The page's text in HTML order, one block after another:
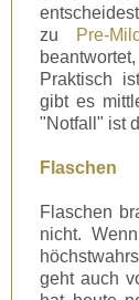
zu
Pre-
Praktisch
gibt es
"Notfall" ist
Flaschen
Flaschen
nicht.
geht auch